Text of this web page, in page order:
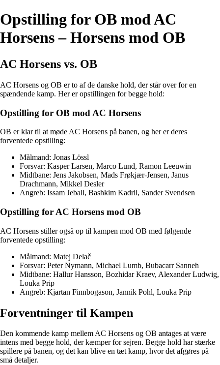
Opstilling for OB mod AC
Horsens – Horsens mod OB
AC Horsens vs. OB
AC Horsens og OB er to af de danske hold, der står over for en
spændende kamp. Her er opstillingen for begge hold:
Opstilling for OB mod AC Horsens
OB er klar til at møde AC Horsens på banen, og her er deres
forventede opstilling:
Målmand: Jonas Lössl
Forsvar: Kasper Larsen, Marco Lund, Ramon Leeuwin
Midtbane: Jens Jakobsen, Mads Frøkjær-Jensen, Janus
Drachmann, Mikkel Desler
Angreb: Issam Jebali, Bashkim Kadrii, Sander Svendsen
Opstilling for AC Horsens mod OB
AC Horsens stiller også op til kampen mod OB med følgende
forventede opstilling:
Målmand: Matej Delač
Forsvar: Peter Nymann, Michael Lumb, Bubacarr Sanneh
Midtbane: Hallur Hansson, Bozhidar Kraev, Alexander Ludwig,
Louka Prip
Angreb: Kjartan Finnbogason, Jannik Pohl, Louka Prip
Forventninger til Kampen
Den kommende kamp mellem AC Horsens og OB antages at være
intens med begge hold, der kæmper for sejren. Begge hold har stærke
spillere på banen, og det kan blive en tæt kamp, hvor det afgøres på
små detaljer.